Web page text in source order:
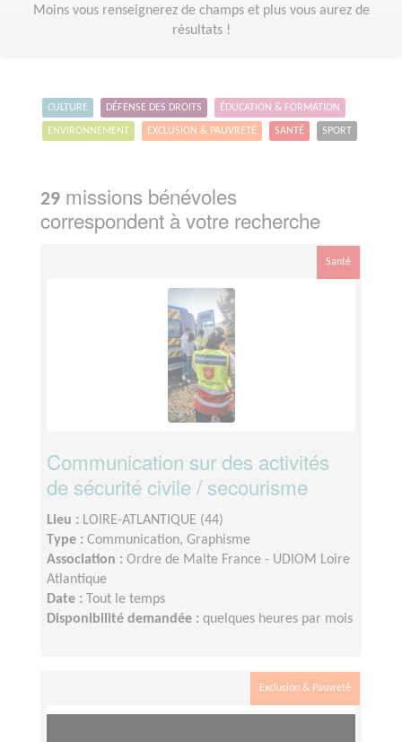
Moins vous renseignerez de champs et plus vous aurez de
résultats !
CULTURE DÉFENSE DES DROITS ÉDUCATION & FORMATION
ENVIRONNEMENT EXCLUSION & PAUVRETÉ SANTÉ SPORT
29 missions bénévoles
correspondent à votre recherche
Santé
Communication sur des activités
de sécurité civile / secourisme
Lieu : LOIRE-ATLANTIQUE (44)
Type : Communication, Graphisme
Association : Ordre de Malte France - UDIOM Loire
Atlantique
Date :
Tout le temps
Disponibilité demandée : quelques heures par mois
Exclusion & Pauvreté